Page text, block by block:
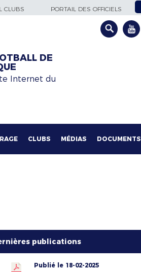
CLUBS PORTAIL DES OFFICIELS
DE
Internet du
CLUBS MÉDIAS DOCUMENTS
publications
Publié le 18-02-2025